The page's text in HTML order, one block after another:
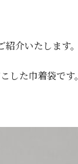
介いたします。
した巾着袋です。